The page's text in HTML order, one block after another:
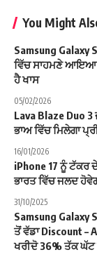
You Might
Samsung Galaxy
ਵਿੱਚ ਸਾਹਮਣੇ ਆਇਆ
ਹੈ ਖਾਸ
05/02/2026
Lava Blaze Duo
ਭਾਅ ਵਿੱਚ ਮਿਲੇਗਾ
16/01/2026
iPhone 17 ਨੂੰ ਟੱਕਰ
ਭਾਰਤ ਵਿੱਚ ਜਲਦ
31/10/2025
Samsung Galaxy
ਤੋਂ ਵੱਡਾ Discount –
ਖਰੀਦੋ 36% ਤੱਕ ਘੱਟ